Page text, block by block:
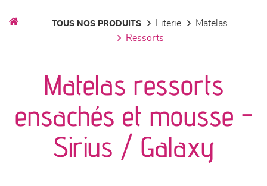
séjours
meubles de complément
chambres et dressing
TOUS NOS PRODUITS literie
matelas
ressorts
Matelas ressorts
ensachés et mousse -
Sirius / Galaxy